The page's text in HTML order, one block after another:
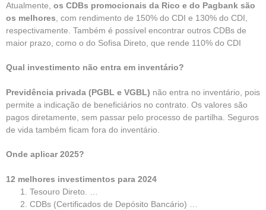
Atualmente, os CDBs promocionais da Rico e do Pagbank são
os melhores , com rendimento de 150% do CDI e 130% do CDI,
respectivamente. Também é possível encontrar outros CDBs de
maior prazo, como o do Sofisa Direto, que rende 110% do CDI
Qual investimento não entra em inventário?
Previdência privada (PGBL e VGBL) não entra no inventário, pois
permite a indicação de beneficiários no contrato. Os valores são
pagos diretamente, sem passar pelo processo de partilha. Seguros
de vida também ficam fora do inventário.
Onde aplicar 2025?
12 melhores investimentos para 2024
Tesouro Direto. …
CDBs (Certificados de Depósito Bancário) …